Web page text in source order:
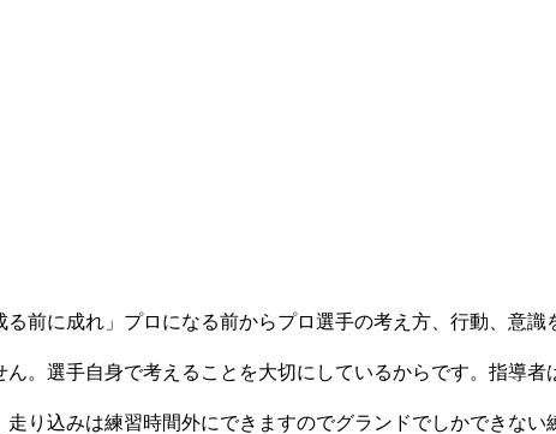
前に成れ」プロになる前からプロ選手の考え方、行動、意
。選手自身で考えることを大切にしているからです。指導
り込みは練習時間外にできますのでグランドでしかできな